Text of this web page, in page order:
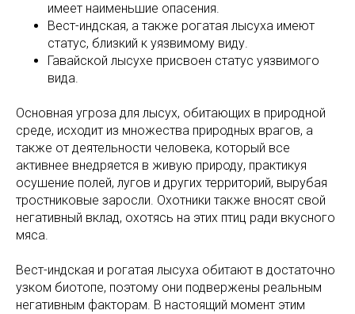
имеет наименьшие опасения.
Вест-индская, а также рогатая лысуха имеют
статус, близкий к уязвимому виду.
Гавайской лысухе присвоен статус уязвимого
вида.
Основная угроза для лысух, обитающих в природной
среде, исходит из множества природных врагов, а
также от деятельности человека, который все
активнее внедряется в живую природу, практикуя
осушение полей, лугов и других территорий, вырубая
тростниковые заросли. Охотники также вносят свой
негативный вклад, охотясь на этих птиц ради вкусного
мяса.
Вест-индская и рогатая лысуха обитают в достаточно
узком биотопе, поэтому они подвержены реальным
негативным факторам. В настоящий момент этим